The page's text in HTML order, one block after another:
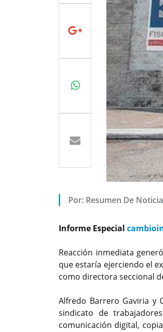
Por: Resumen De
Informe Especial
Reacción inmediata
que estaría ejerciendo el
como directora seccional
Alfredo Barrero Gaviria y
sindicato de
comunicación digital,